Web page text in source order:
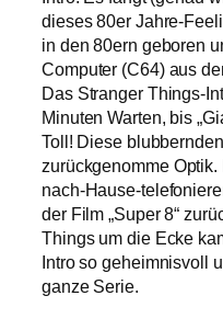
dieses 80er Jahre-
in den 80ern geboren
Computer (C64) aus
Das Stranger Things-
Minuten Warten, bis
Toll! Diese
zurückgenomme
nach-Hause-
der Film „Super 8“
Things um die Ecke
Intro so geheimnisvoll
ganze Serie.